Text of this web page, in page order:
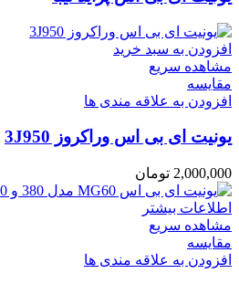
افزودن به سبد خرید
مشاهده سریع
مقایسه
افزودن به علاقه مندی ها
یونیت ای بی اس وراکروز 3J950
2,000,000 تومان
اطلاعات بیشتر
مشاهده سریع
مقایسه
افزودن به علاقه مندی ها